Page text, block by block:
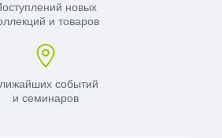
новых
и товаров
событий
и семинаров